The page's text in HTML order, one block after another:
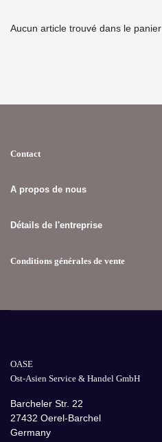
Aucun article trouvé dans le panier
Contact
A propos de nous
Détails de l'entreprise
Conditions générales de vente
OASE
Ost-Asien Service & Handel GmbH
Barcheler Str. 22
27432 Oerel-Barchel
Germany